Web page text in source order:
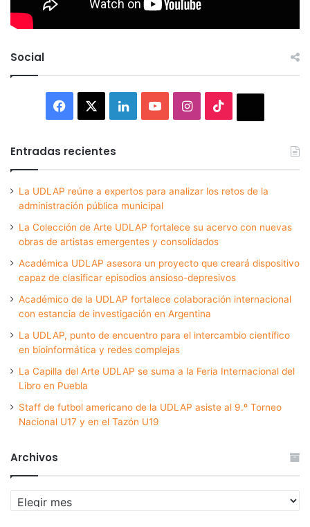
Social
Facebook LinkedInYouTubeInstagram
Entradas recientes
La UDLAP reúne a expertos para analizar los retos de la
administración pública municipal
La Colección de Arte UDLAP fortalece su acervo con nuevas
obras de artistas emergentes y consolidados
Académica UDLAP asesora un proyecto que creará dispositivo
capaz de clasificar episodios ansioso-depresivos
Académico de la UDLAP fortalece colaboración internacional
con estancia de investigación en Argentina
La UDLAP, punto de encuentro para el intercambio científico
en bioinformática y redes complejas
La Capilla del Arte UDLAP se suma a la Feria Internacional del
Libro en Puebla
Staff de futbol americano de la UDLAP asiste al 9.º Torneo
Nacional U17 y en el Tazón U19
Archivos
Archivos